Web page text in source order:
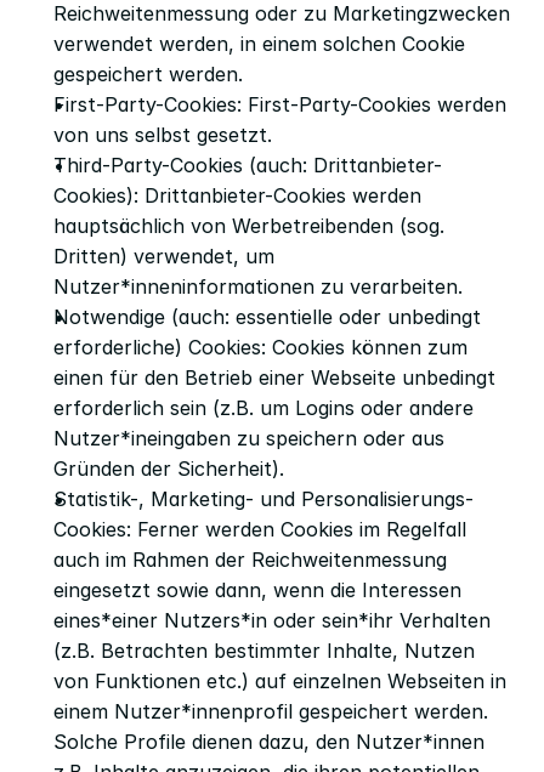
Reichweitenmessung oder zu Marketingzwecken
verwendet werden, in einem solchen Cookie
gespeichert werden.
First-Party-Cookies: First-Party-Cookies werden
von uns selbst gesetzt.
Third-Party-Cookies (auch: Drittanbieter-
Cookies): Drittanbieter-Cookies werden
hauptsächlich von Werbetreibenden (sog.
Dritten) verwendet, um
Nutzer*inneninformationen zu verarbeiten.
Notwendige (auch: essentielle oder unbedingt
erforderliche) Cookies: Cookies können zum
einen für den Betrieb einer Webseite unbedingt
erforderlich sein (z.B. um Logins oder andere
Nutzer*ineingaben zu speichern oder aus
Gründen der Sicherheit).
Statistik-, Marketing- und Personalisierungs-
Cookies: Ferner werden Cookies im Regelfall
auch im Rahmen der Reichweitenmessung
eingesetzt sowie dann, wenn die Interessen
eines*einer Nutzers*in oder sein*ihr Verhalten
(z.B. Betrachten bestimmter Inhalte, Nutzen
von Funktionen etc.) auf einzelnen Webseiten in
einem Nutzer*innenprofil gespeichert werden.
Solche Profile dienen dazu, den Nutzer*innen